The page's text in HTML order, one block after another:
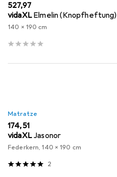
EUR
527,97
vidaXL Elmelin (Knopfheftung)
140 x 190 cm
Matratze
EUR
174,51
vidaXL Jasonor
Federkern, 140 x 190 cm
2